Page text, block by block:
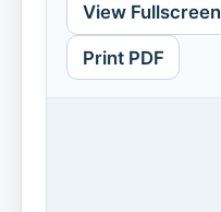
View Fullscreen
Print PDF